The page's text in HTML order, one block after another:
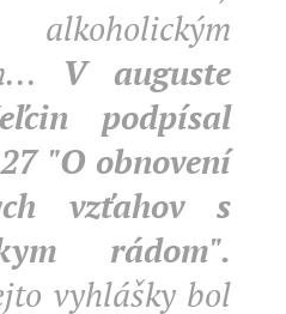
V auguste
podpísal
"O obnovení
vzťahov s
rádom".
vyhlášky bol